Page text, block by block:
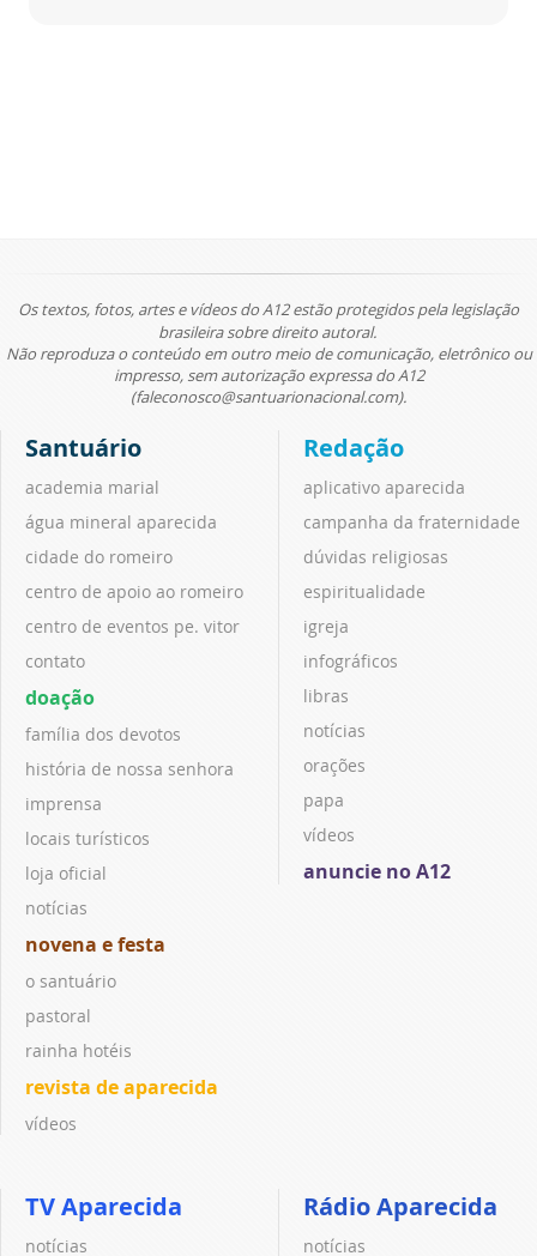
Os textos, fotos, artes e vídeos do A12 estão protegidos pela legislação
brasileira sobre direito autoral.
Não reproduza o conteúdo em outro meio de comunicação, eletrônico ou
impresso, sem autorização expressa do A12
(faleconosco@santuarionacional.com).
Santuário
academia marial
água mineral aparecida
cidade do romeiro
centro de apoio ao romeiro
centro de eventos pe. vitor
contato
doação
família dos devotos
história de nossa senhora
imprensa
locais turísticos
loja oficial
notícias
novena e festa
o santuário
pastoral
rainha hotéis
revista de aparecida
vídeos
Redação
aplicativo aparecida
campanha da fraternidade
dúvidas religiosas
espiritualidade
igreja
infográficos
libras
notícias
orações
papa
vídeos
anuncie no A12
TV Aparecida
notícias
Rádio Aparecida
notícias